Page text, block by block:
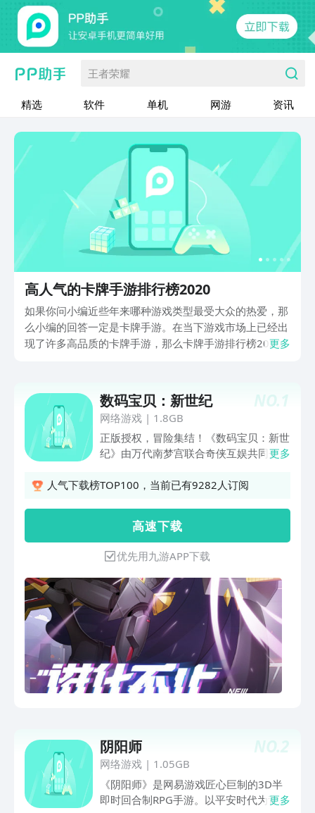
王者荣耀
精选 软件 单机 网游 资讯
高人气的卡牌手游排行榜2020
如果你问小编近些年来哪种游戏类型最受大众的热爱，那
么小编的回答一定是卡牌手游。在当下游戏市场上已经出
现了许多高品质的卡牌手游，那么卡牌手游排行榜2020
更多
NO.1
数码宝贝：新世纪
网络游戏| 1.8GB
正版授权，冒险集结！《数码宝贝：新世
纪》由万代南梦宫联合奇侠互娱共同开
情的手机游戏。游戏历时三年精心打磨，
法的数码宝贝新世界呈现给大家。 在游
戏中，你可以与海量数码宝贝搭档冒险、
策略激战，开启专属于你的冒险之旅吧！
更多
人气下载榜TOP100，当前已有9282人订阅
高 速 下 载
优先用九游APP下载
NO.2
阴阳师
网络游戏| 1.05GB
《阴阳师》是网易游戏匠心巨制的3D半
即时回合制RPG手游。以平安时代为背更多